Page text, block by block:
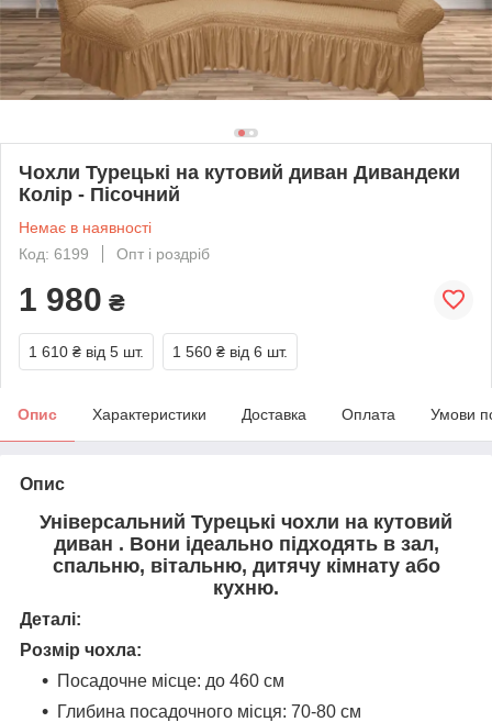
Чохли Турецькі на кутовий диван Дивандеки
Колір - Пісочний
Немає в наявності
Код: 6199
Опт і роздріб
1 980 ₴
1 610 ₴ від 5 шт. 1 560 ₴ від 6 шт.
Опис Характеристики Доставка Оплата Умови
Опис
Універсальний Турецькі чохли на кутовий
диван . Вони ідеально підходять в зал,
спальню, вітальню, дитячу кімнату або
кухню.
Деталі:
Розмір чохла:
Посадочне місце: до 460 см
Глибина посадочного місця: 70-80 см